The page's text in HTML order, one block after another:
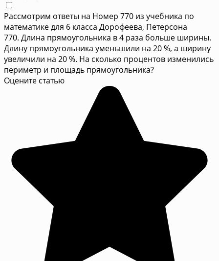
Рассмотрим ответы на Номер 770 из учебника по
математике для 6 класса Дорофеева, Петерсона
770. Длина прямоугольника в 4 раза больше ширины.
Длину прямоугольника уменьшили на 20 %, а ширину
увеличили на 20 %. На сколько процентов изменились
периметр и площадь прямоугольника?
Оцените статью